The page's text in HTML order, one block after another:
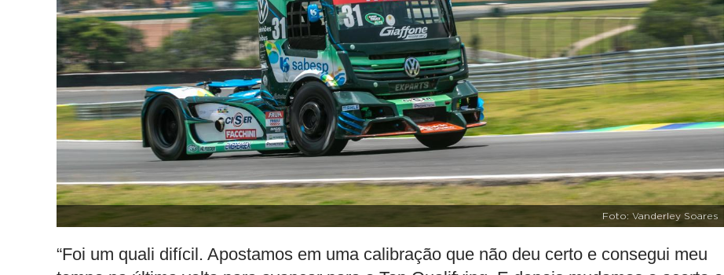
Foto: Vanderley Soares
“Foi um quali difícil. Apostamos em uma calibração que não deu certo e consegui meu